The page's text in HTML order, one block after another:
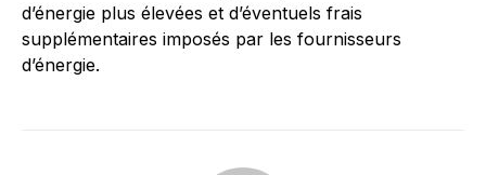
d’énergie plus élevées et d’éventuels frais
supplémentaires imposés par les fournisseurs
d’énergie.